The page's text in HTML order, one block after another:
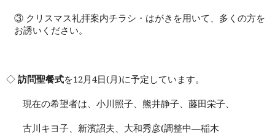
③ クリスマス礼拝案内チラシ・はがきを用いて、多くの方を
お誘いください。
◇ 訪問聖餐式を12月4日(月)に予定しています。
現在の希望者は、小川照子、熊井静子、藤田栄子、
古川キヨ子、新濱詔夫、大和秀彦(調整中―稲木